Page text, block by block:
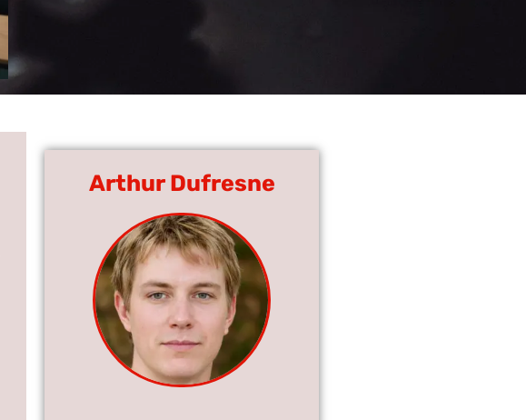
Arthur Dufresne